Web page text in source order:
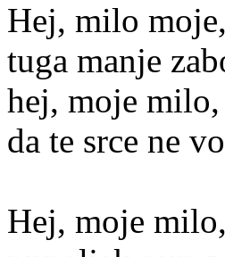
Hej, milo
tuga manje
hej, moje
da te srce ne
Hej, moje